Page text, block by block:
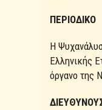
ΠΕΡΙΟΔΙΚΟ
Η
Ελληνικής
όργανο της